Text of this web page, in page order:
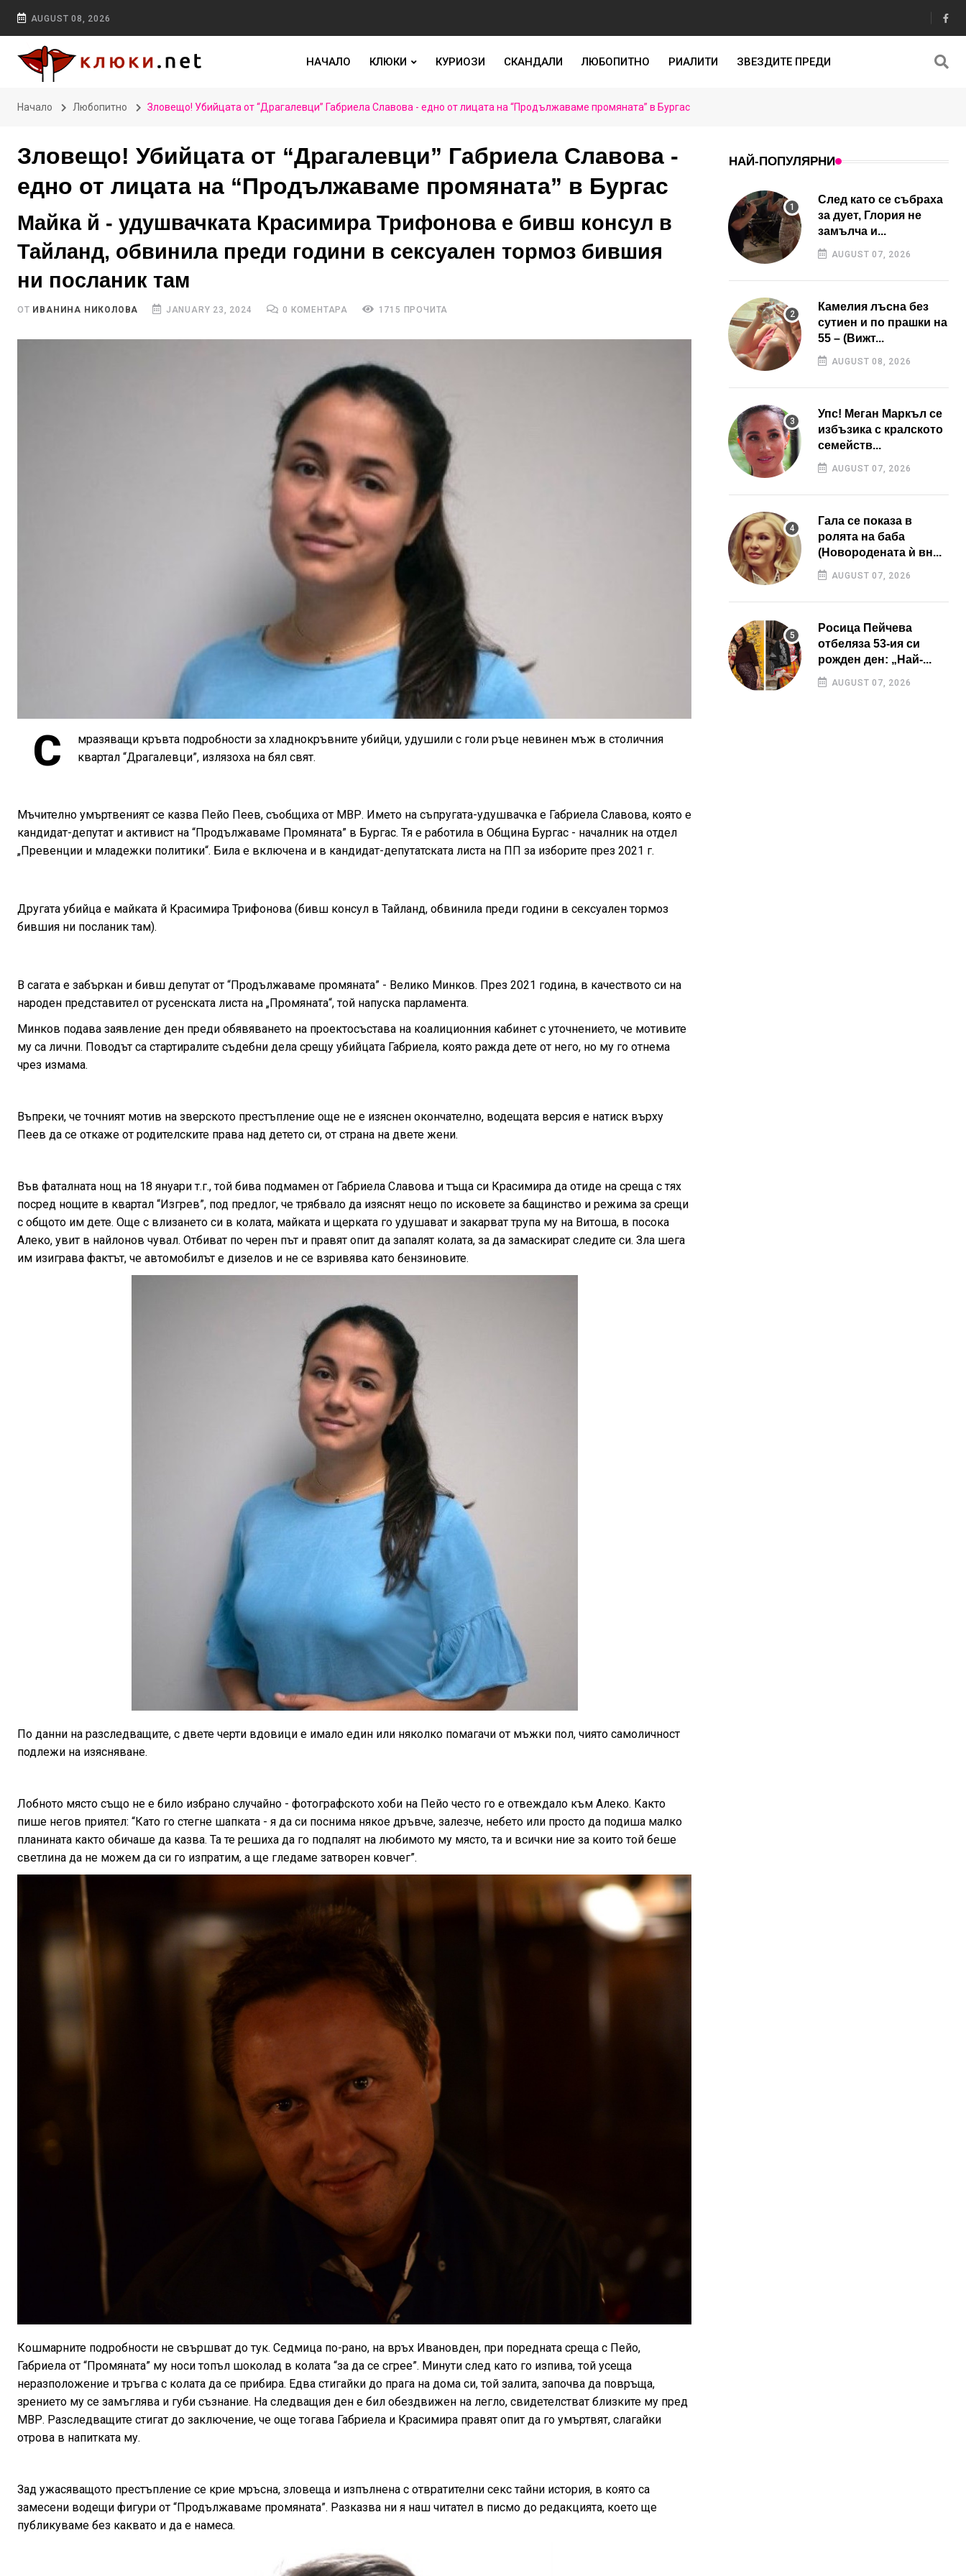
AUGUST 08, 2026
НАЧАЛО КЛЮКИ КУРИОЗИ СКАНДАЛИ ЛЮБОПИТНО РИАЛИТИ ЗВЕЗДИТЕ ПРЕДИ
Начало Любопитно Зловещо! Убийцата от “Драгалевци” Габриела Славова - едно от лицата на “Продължаваме промяната” в Бургас
Зловещо! Убийцата от “Драгалевци” Габриела Славова -
едно от лицата на “Продължаваме промяната” в Бургас
Майка й - удушвачката Красимира Трифонова е бивш консул в
Тайланд, обвинила преди години в сексуален тормоз бившия
ни посланик там
ОТ ИВАНИНА НИКОЛОВА JANUARY 23, 2024 0 КОМЕНТАРА 1715 ПРОЧИТА
С
мразяващи кръвта подробности за хладнокръвните убийци, удушили с голи ръце невинен мъж в столичния
квартал “Драгалевци”, излязоха на бял свят.
Мъчително умъртвеният се казва Пейо Пеев, съобщиха от МВР. Името на съпругата-удушвачка е Габриела Славова, която е
кандидат-депутат и активист на “Продължаваме Промяната” в Бургас. Тя е работила в Община Бургас - началник на отдел
„Превенции и младежки политики“. Била е включена и в кандидат-депутатската листа на ПП за изборите през 2021 г.
Другата убийца е майката й Красимира Трифонова (бивш консул в Тайланд, обвинила преди години в сексуален тормоз
бившия ни посланик там).
В сагата е забъркан и бивш депутат от “Продължаваме промяната” - Велико Минков. През 2021 година, в качеството си на
народен представител от русенската листа на „Промяната“, той напуска парламента.
Минков подава заявление ден преди обявяването на проектосъстава на коалиционния кабинет с уточнението, че мотивите
му са лични. Поводът са стартиралите съдебни дела срещу убийцата Габриела, която ражда дете от него, но му го отнема
чрез измама.
Въпреки, че точният мотив на зверското престъпление още не е изяснен окончателно, водещата версия е натиск върху
Пеев да се откаже от родителските права над детето си, от страна на двете жени.
Във фаталната нощ на 18 януари т.г., той бива подмамен от Габриела Славова и тъща си Красимира да отиде на среща с тях
посред нощите в квартал “Изгрев”, под предлог, че трябвало да изяснят нещо по исковете за бащинство и режима за срещи
с общото им дете. Още с влизането си в колата, майката и щерката го удушават и закарват трупа му на Витоша, в посока
Алеко, увит в найлонов чувал. Отбиват по черен път и правят опит да запалят колата, за да замаскират следите си. Зла шега
им изиграва фактът, че автомобилът е дизелов и не се взривява като бензиновите.
По данни на разследващите, с двете черти вдовици е имало един или няколко помагачи от мъжки пол, чиято самоличност
подлежи на изясняване.
Лобното място също не е било избрано случайно - фотографското хоби на Пейо често го е отвеждало към Алеко. Както
пише негов приятел: “Като го стегне шапката - я да си поснима някое дръвче, залезче, небето или просто да подиша малко
планината както обичаше да казва. Та те решиха да го подпалят на любимото му място, та и всички ние за които той беше
светлина да не можем да си го изпратим, а ще гледаме затворен ковчег”.
Кошмарните подробности не свършват до тук. Седмица по-рано, на връх Ивановден, при поредната среща с Пейо,
Габриела от “Промяната” му носи топъл шоколад в колата “за да се сгрее”. Минути след като го изпива, той усеща
неразположение и тръгва с колата да се прибира. Едва стигайки до прага на дома си, той залита, започва да повръща,
зрението му се замъглява и губи съзнание. На следващия ден е бил обездвижен на легло, свидетелстват близките му пред
МВР. Разследващите стигат до заключение, че още тогава Габриела и Красимира правят опит да го умъртвят, слагайки
отрова в напитката му.
Зад ужасяващото престъпление се крие мръсна, зловеща и изпълнена с отвратителни секс тайни история, в която са
замесени водещи фигури от “Продължаваме промяната”. Разказва ни я наш читател в писмо до редакцията, което ще
публикуваме без каквато и да е намеса.
НАЙ-ПОПУЛЯРНИ
След като се събраха
за дует, Глория не
замълча и...
AUGUST 07, 2026
Камелия лъсна без
сутиен и по прашки на
55 – (Вижт...
AUGUST 08, 2026
Упс! Меган Маркъл се
избъзика с кралското
семейств...
AUGUST 07, 2026
Гала се показа в
ролята на баба
(Новородената ѝ вн...
AUGUST 07, 2026
Росица Пейчева
отбеляза 53-ия си
рожден ден: „Най-...
AUGUST 07, 2026